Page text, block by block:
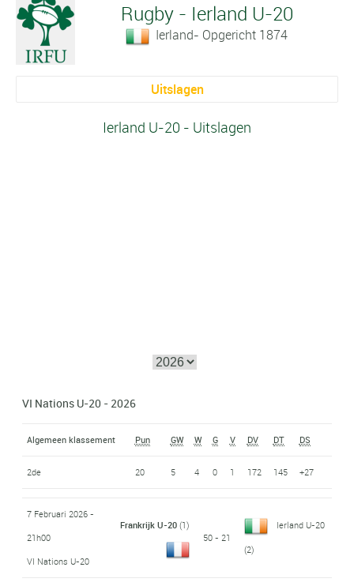
Rugby - Ierland U-20
Ierland- Opgericht 1874
Uitslagen
Ierland U-20 - Uitslagen
VI Nations U-20 - 2026
Algemeen klassement Pun GW W G V DV DT DS
2de 20 5 4 0 1 172 145 +27
7 Februari 2026 -
21h00
VI Nations U-20
Frankrijk U-20(1)
50 - 21
Ierland U-20
(2)